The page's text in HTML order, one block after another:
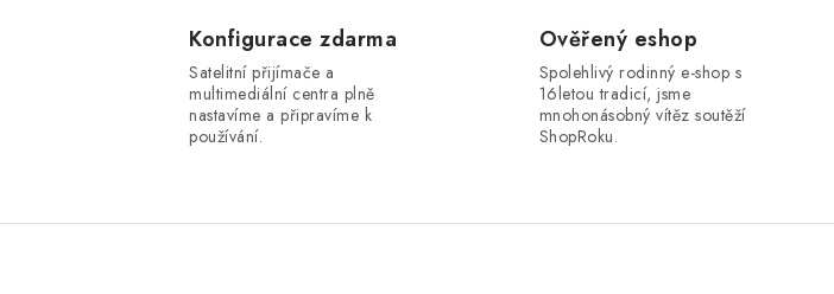
Konfigurace zdarma
Satelitní přijímače a
multimediální centra plně
nastavíme a připravíme k
používání.
Ověřený eshop
Spolehlivý rodinný e-shop s
16letou tradicí, jsme
mnohonásobný vítěz soutěží
ShopRoku.